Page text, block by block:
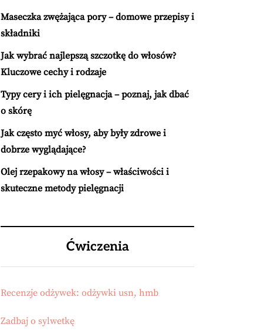
Maseczka zwężająca pory – domowe przepisy i
składniki
Jak wybrać najlepszą szczotkę do włosów?
Kluczowe cechy i rodzaje
Typy cery i ich pielęgnacja – poznaj, jak dbać
o skórę
Jak często myć włosy, aby były zdrowe i
dobrze wyglądające?
Olej rzepakowy na włosy – właściwości i
skuteczne metody pielęgnacji
Ćwiczenia
Recenzje odżywek: odżywki usn, hmb
Zadbaj o sylwetkę